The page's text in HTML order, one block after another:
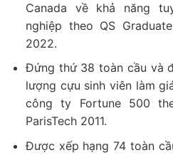
Canada về khả năng
nghiệp theo QS
2022.
Đứng thứ 38 toàn cầu và
lượng cựu sinh viên làm
công ty Fortune 500
ParisTech 2011.
Được xếp hạng 74 toàn